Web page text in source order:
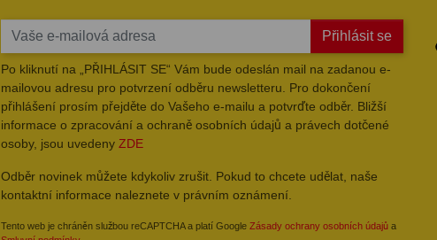
Přihlásit se
Po kliknutí na „PŘIHLÁSIT SE“ Vám bude odeslán mail na zadanou e-
mailovou adresu pro potvrzení odběru newsletteru. Pro dokončení
přihlášení prosím přejděte do Vašeho e-mailu a potvrďte odběr. Bližší
informace o zpracování a ochraně osobních údajů a právech dotčené
osoby, jsou uvedeny ZDE
Odběr novinek můžete kdykoliv zrušit. Pokud to chcete udělat, naše
kontaktní informace naleznete v právním oznámení.
Tento web je chráněn službou reCAPTCHA a platí Google Zásady ochrany osobních údajů a